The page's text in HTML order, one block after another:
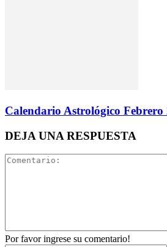
Calendario Astrológico Febrero
DEJA UNA RESPUESTA
Por favor ingrese su comentario!